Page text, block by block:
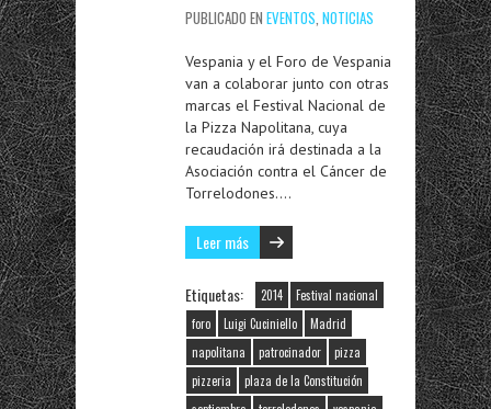
PUBLICADO EN EVENTOS, NOTICIAS
Vespania y el Foro de Vespania
van a colaborar junto con otras
marcas el Festival Nacional de
la Pizza Napolitana, cuya
recaudación irá destinada a la
Asociación contra el Cáncer de
Torrelodones….
Leer más
Etiquetas: 2014
Festival nacional
foro
Luigi Cuciniello
Madrid
napolitana
patrocinador
pizza
pizzeria
plaza de la Constitución